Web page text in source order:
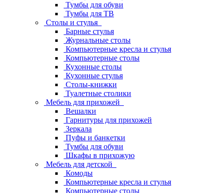
Тумбы для обуви
Тумбы для ТВ
Столы и стулья
Барные стулья
Журнальные столы
Компьютерные кресла и стулья
Компьютерные столы
Кухонные столы
Кухонные стулья
Столы-книжки
Туалетные столики
Мебель для прихожей
Вешалки
Гарнитуры для прихожей
Зеркала
Пуфы и банкетки
Тумбы для обуви
Шкафы в прихожую
Мебель для детской
Комоды
Компьютерные кресла и стулья
Компьютерные столы